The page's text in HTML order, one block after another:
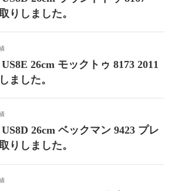
りしました。
26cm モックトゥ 8173 2011
ました。
26cm ベックマン 9423 プレ
りしました。